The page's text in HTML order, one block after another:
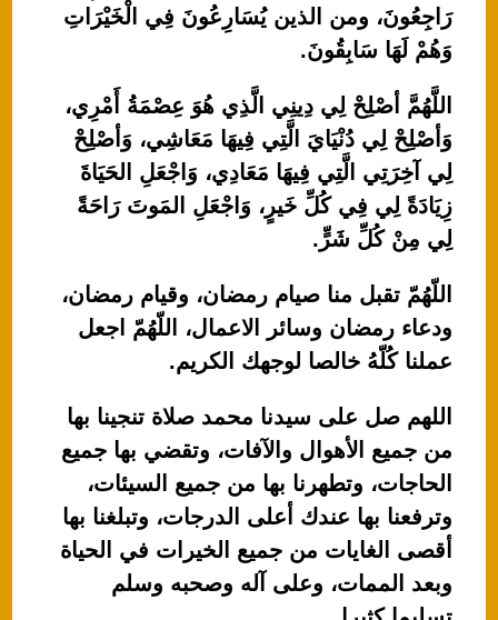
رَاجِعُونَ، ومن الذين يُسَارِعُونَ فِي الْخَيْرَاتِ
وَهُمْ لَهَا سَابِقُونَ.
اللَّهُمَّ أصْلِحْ لِي دِينِي الَّذِي هُوَ عِصْمَةُ أَمْرِي،
وَأصْلِحْ لِي دُنْيَايَ الَّتِي فِيهَا مَعَاشِي، وَأصْلِحْ
لِي آخِرَتِي الَّتِي فِيهَا مَعَادِي، وَاجْعَلِ الحَيَاةَ
زِيَادَةً لِي فِي كُلِّ خَيرٍ، وَاجْعَلِ المَوتَ رَاحَةً
لِي مِنْ كُلِّ شَرٍّ.
اللّهُمّ تقبل منا صيام رمضان، وقيام رمضان،
ودعاء رمضان وسائر الاعمال، اللّهُمّ اجعل
عملنا كُلّهُ خالصا لوجهك الكريم.
اللهم صل على سيدنا محمد صلاة تنجينا بها
من جميع الأهوال والآفات، وتقضي بها جميع
الحاجات، وتطهرنا بها من جميع السيئات،
وترفعنا بها عندك أعلى الدرجات، وتبلغنا بها
أقصى الغايات من جميع الخيرات في الحياة
وبعد الممات، وعلى آله وصحبه وسلم